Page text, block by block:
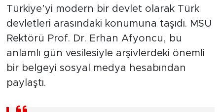
Türkiye’yi modern bir devlet olarak Türk
devletleri arasındaki konumuna taşıdı. MSÜ
Rektörü Prof. Dr. Erhan Afyoncu, bu
anlamlı gün vesilesiyle arşivlerdeki önemli
bir belgeyi sosyal medya hesabından
paylaştı.